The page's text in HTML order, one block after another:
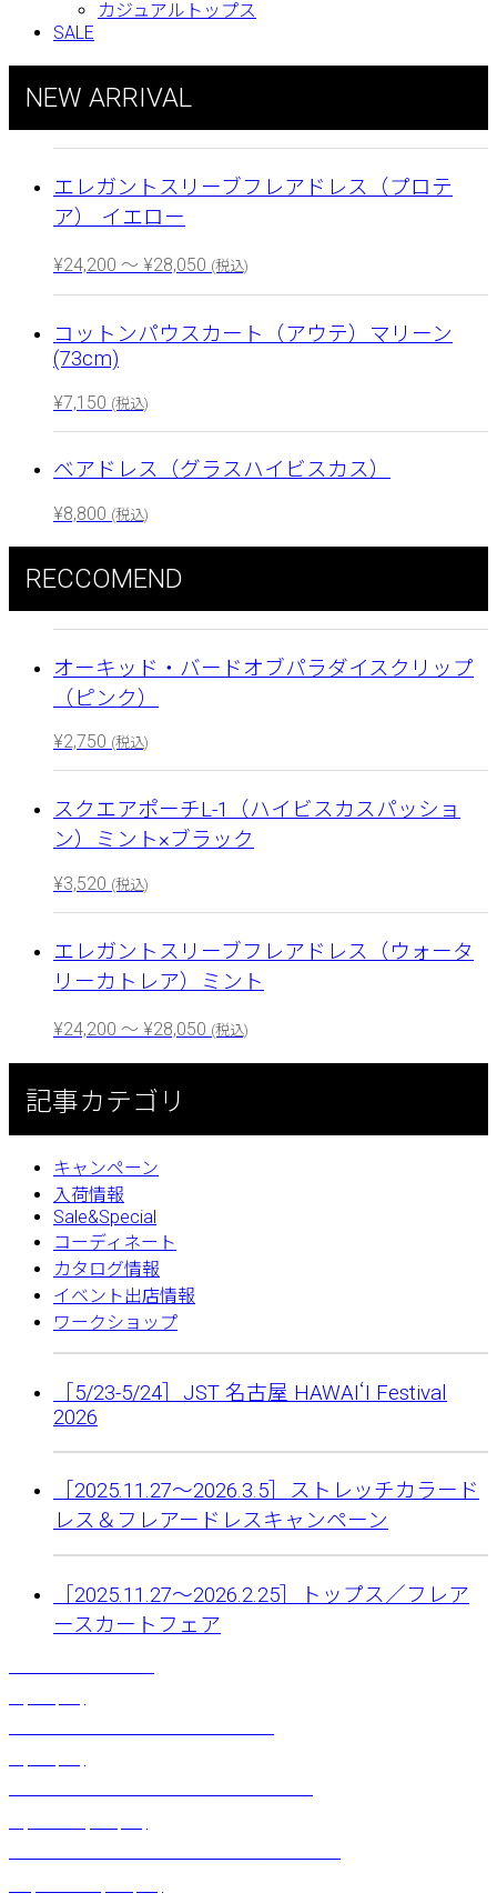
カジュアルトップス
SALE
NEW ARRIVAL
エレガントスリーブフレアドレス（プロテ
ア） イエロー
¥24,200 ～ ¥28,050 (税込)
コットンパウスカート（アウテ）マリーン
(73cm)
¥7,150 (税込)
ベアドレス（グラスハイビスカス）
¥8,800 (税込)
RECCOMEND
オーキッド・バードオブパラダイスクリップ
（ピンク）
¥2,750 (税込)
スクエアポーチL-1（ハイビスカスパッショ
ン）ミント×ブラック
¥3,520 (税込)
エレガントスリーブフレアドレス（ウォータ
リーカトレア）ミント
¥24,200 ～ ¥28,050 (税込)
記事カテゴリ
キャンペーン
入荷情報
Sale&Special
コーディネート
カタログ情報
イベント出店情報
ワークショップ
［5/23-5/24］JST 名古屋 HAWAIʻI Festival
2026
［2025.11.27〜2026.3.5］ストレッチカラード
レス＆フレアードレスキャンペーン
［2025.11.27〜2026.2.25］トップス／フレア
ースカートフェア